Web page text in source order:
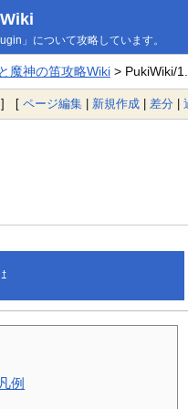
」について攻略しています。
魔神の笛攻略Wiki> PukiWiki/
[ ページ編集 | 新規作成 | 差分 |
†
例